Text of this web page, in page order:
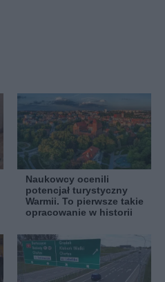
Naukowcy ocenili
potencjał turystyczny
Warmii. To pierwsze takie
opracowanie w historii